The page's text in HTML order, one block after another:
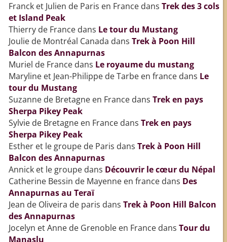
Franck et Julien de Paris en Francedans Trek des 3 cols
et Island Peak
Thierry de Francedans Le tour du Mustang
Joulie de Montréal Canada dans Trek à Poon Hill
Balcon des Annapurnas
Muriel de Francedans Le royaume du mustang
Maryline et Jean-Philippe de Tarbe en francedans Le
tour du Mustang
Suzanne de Bretagne en Francedans Trek en pays
Sherpa Pikey Peak
Sylvie de Bretagne en Francedans Trek en pays
Sherpa Pikey Peak
Esther et le groupe de Paris dans Trek à Poon Hill
Balcon des Annapurnas
Annick et le groupedans Découvrir le cœur du Népal
Catherine Bessin de Mayenne en francedans Des
Annapurnas au Teraï
Jean de Oliveira de paris dans Trek à Poon Hill Balcon
des Annapurnas
Jocelyn et Anne de Grenoble en Francedans Tour du
Manaslu